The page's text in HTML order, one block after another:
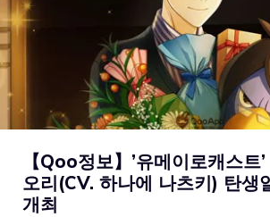
【Qoo정보】’유메이로캐스트
오리(CV. 하나에 나츠키) 탄생
개최